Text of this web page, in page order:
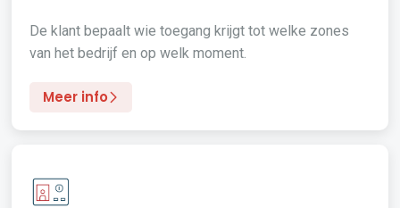
De klant bepaalt wie toegang krijgt tot welke zones
van het bedrijf en op welk moment.
Meer info